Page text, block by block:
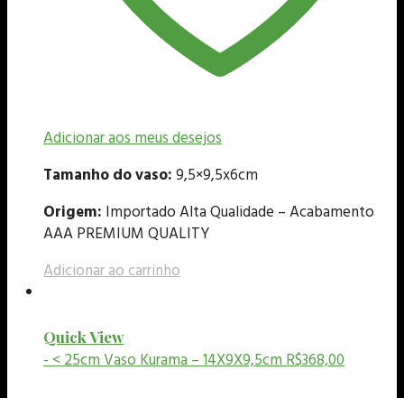
Adicionar aos meus desejos
Tamanho do vaso:9,5×9,5x6cm
Origem: Importado Alta Qualidade – Acabamento
AAA PREMIUM QUALITY
Adicionar ao carrinho
Quick View
- < 25cmVaso Kurama – 14X9X9,5cmR$368,00